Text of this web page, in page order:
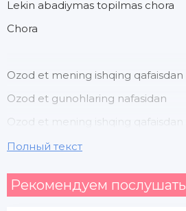
Lekin abadiymas topilmas chora
Chora
Ozod et mening ishqing qafaisdan
Ozod et gunohlaring nafasidan
Ozod et mening ishqing qafaisdan
Ozod et gunohlaring nafasidan
Tabbasuming jonimga huzur
Полный текст
Рекомендуем послушать